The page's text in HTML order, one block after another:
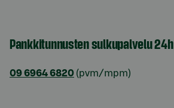
Pankkitunnusten sulkupalvelu 24h
09 6964 6820 (pvm/mpm)